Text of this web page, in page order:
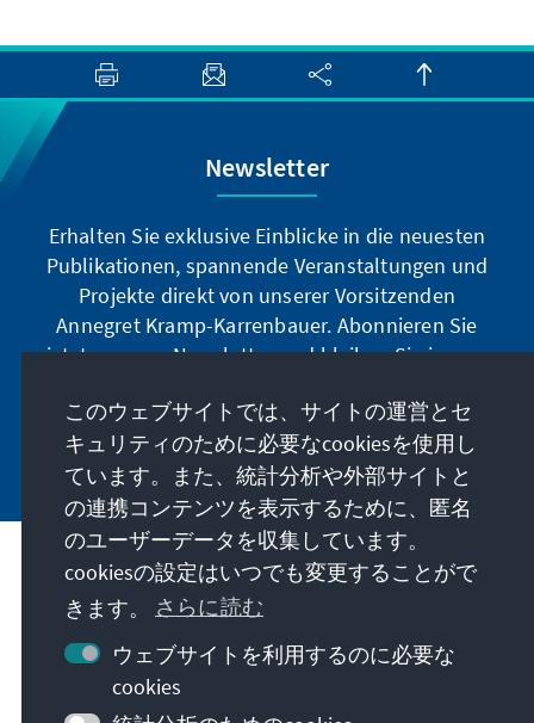
Newsletter
Erhalten Sie exklusive Einblicke in die neuesten
Publikationen, spannende Veranstaltungen und
Projekte direkt von unserer Vorsitzenden
Annegret Kramp-Karrenbauer. Abonnieren Sie
jetzt unseren Newsletter und bleiben Sie immer
Jetzt abonnieren
私たちのミッション
お問い合わせ
こちらもご覧ください
このウェブサイトでは、サイトの運営とセ
キュリティのために必要なcookiesを使用し
ています。また、統計分析や外部サイトと
の連携コンテンツを表示するために、匿名
のユーザーデータを収集しています。
cookiesの設定はいつでも変更することがで
きます。 さらに読む
ウェブサイトを利用するのに必要な
cookies